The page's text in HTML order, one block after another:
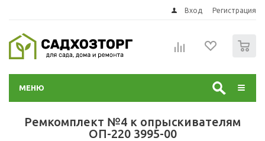
Вход Регистрация
МЕНЮ
Ремкомплект №4 к опрыскивателям
ОП-220 3995-00